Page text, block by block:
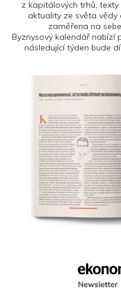
z kapitálových trhů,
aktuality ze světa vědy
zaměřena na
Byznysový kalendář nabízí
následující týden bude